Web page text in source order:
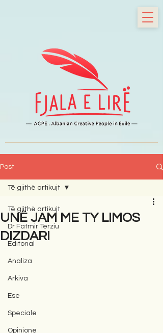
Post
Të gjithë artikujt
Dr Fatmir Terziu
Editorial
Analiza
Arkiva
Ese
Speciale
Opinione
Të gjithë artikujt
UNË JAM ME TY LIMOS
DIZDARI